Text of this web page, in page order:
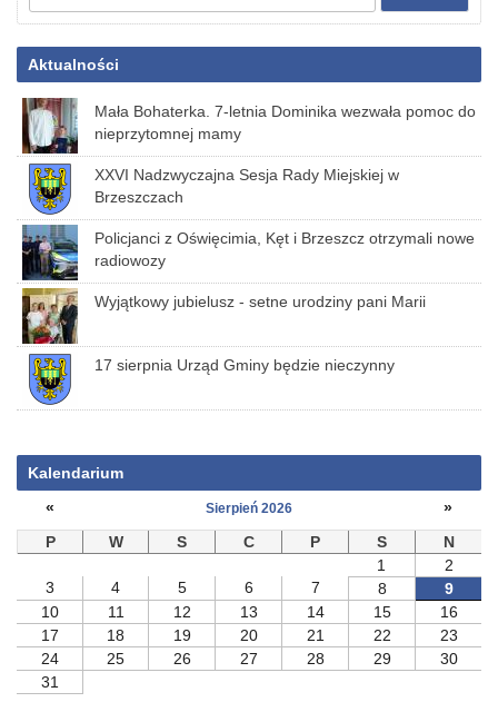
Aktualności
Mała Bohaterka. 7-letnia Dominika wezwała pomoc do
nieprzytomnej mamy
XXVI Nadzwyczajna Sesja Rady Miejskiej w
Brzeszczach
Policjanci z Oświęcimia, Kęt i Brzeszcz otrzymali nowe
radiowozy
Wyjątkowy jubielusz - setne urodziny pani Marii
17 sierpnia Urząd Gminy będzie nieczynny
Kalendarium
«
Sierpień 2026
»
P
W S C P S
N
1
2
3
4 5 6 7 8
9
10
11 12 13 14 15
16
17
18 19 20 21 22
23
24
25 26 27 28 29
30
31